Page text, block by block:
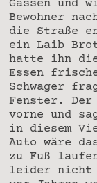
Gassen und
Bewohner
die Straße
ein Laib
hatte ihn
Essen
Schwager
Fenster.
vorne und
in diesem
Auto wäre
zu Fuß
leider nicht